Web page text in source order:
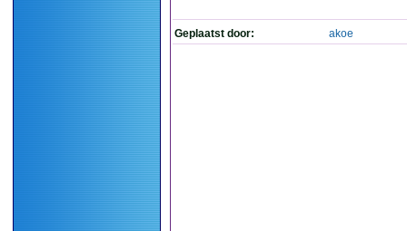
Geplaatst door: akoe